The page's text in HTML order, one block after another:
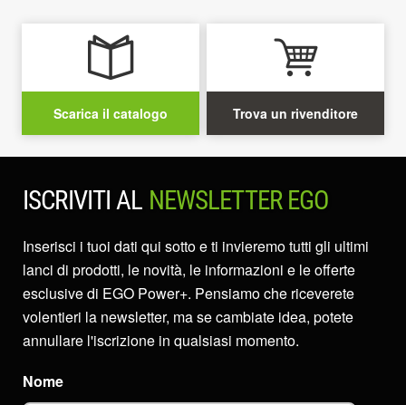
Scarica il catalogo Trova un rivenditore
ISCRIVITI AL NEWSLETTER EGO
Inserisci i tuoi dati qui sotto e ti invieremo tutti gli ultimi
lanci di prodotti, le novità, le informazioni e le offerte
esclusive di EGO Power+. Pensiamo che riceverete
volentieri la newsletter, ma se cambiate idea, potete
annullare l'iscrizione in qualsiasi momento.
Nome